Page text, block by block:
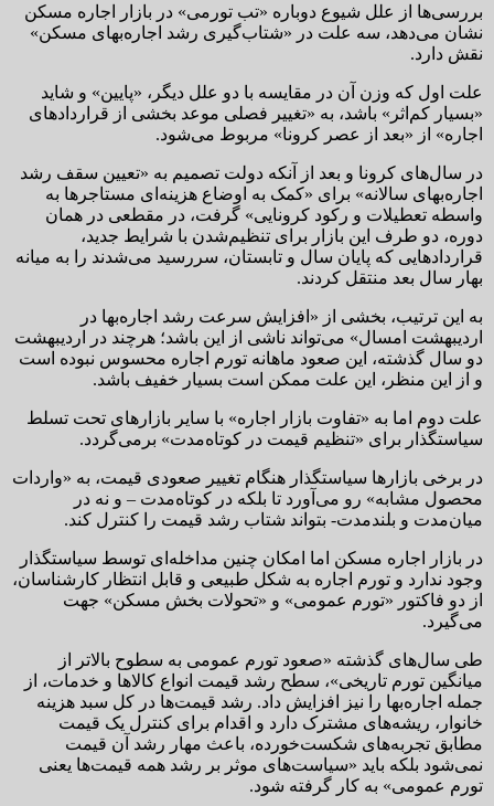
بررسی‌ها از علل شیوع دوباره «تب تورمی» در بازار اجاره‌ مسکن
نشان می‌دهد، سه علت در «شتاب‌گیری رشد اجاره‌بهای مسکن»
نقش دارد.
علت اول که وزن آن در مقایسه با دو علل دیگر، «پایین» و شاید
«بسیار کم‌اثر» باشد، به «تغییر فصلی موعد بخشی از قراردادهای
اجاره» از «بعد از عصر کرونا» مربوط می‌شود.
در سال‌های کرونا و بعد از آنکه دولت تصمیم به «تعیین سقف رشد
اجاره‌بهای سالانه» برای «کمک به اوضاع هزینه‌ای مستاجرها به
واسطه تعطیلات و رکود کرونایی» گرفت، در مقطعی در همان
دوره، دو طرف این بازار برای تنظیم‌شدن با شرایط جدید،
قراردادهایی که پایان سال و تابستان، سررسید می‌شدند را به میانه
بهار سال بعد منتقل کردند.
به این ترتیب، بخشی از «افزایش سرعت رشد اجاره‌بها در
اردیبهشت امسال» می‌تواند ناشی از این باشد؛ هرچند در اردیبهشت
دو سال گذشته، این صعود ماهانه تورم اجاره محسوس نبوده است
و از این منظر، این علت ممکن است بسیار خفیف باشد.
علت دوم اما به «تفاوت بازار اجاره» با سایر بازارهای تحت تسلط
سیاستگذار برای «تنظیم قیمت در کوتاه‌مدت» برمی‌گردد.
در برخی بازارها سیاستگذار هنگام تغییر صعودی قیمت، به «واردات
محصول مشابه» رو می‌آورد تا بلکه در کوتاه‌مدت – و نه در
میان‌مدت و بلندمدت- بتواند شتاب رشد قیمت را کنترل کند.
در بازار اجاره مسکن اما امکان چنین مداخله‌ای توسط سیاستگذار
وجود ندارد و تورم اجاره‌ به شکل طبیعی و قابل انتظار کارشناسان،
از دو فاکتور «تورم عمومی» و «تحولات بخش مسکن» جهت
می‌گیرد.
طی سال‌های گذشته «صعود تورم عمومی به سطوح بالاتر از
میانگین تورم تاریخی»، سطح رشد قیمت انواع کالاها و خدمات، از
جمله اجاره‌بها را نیز افزایش داد. رشد قیمت‌ها در کل سبد هزینه
خانوار، ریشه‌های مشترک دارد و اقدام برای کنترل یک قیمت
مطابق تجربه‌های شکست‌خورده، باعث مهار رشد آن قیمت
نمی‌شود بلکه باید «سیاست‌های موثر بر رشد همه قیمت‌ها یعنی
تورم عمومی» به کار گرفته شود.